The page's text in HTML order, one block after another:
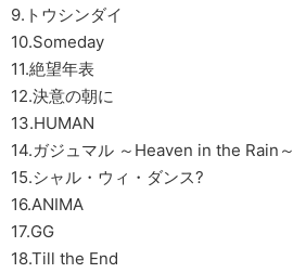
9.トウシンダイ
10.Someday
11.絶望年表
12.決意の朝に
13.HUMAN
14.ガジュマル ～Heaven in the Rain～
15.シャル・ウィ・ダンス?
16.ANIMA
17.GG
18.Till the End